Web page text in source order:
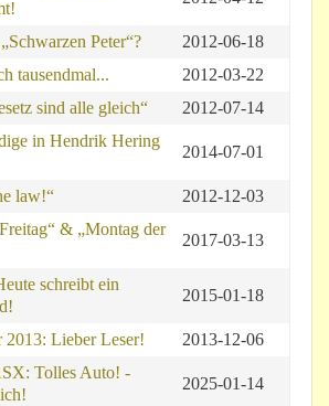
Peter“?
2012-06-18
tausendmal...
2012-03-22
sind alle gleich“ 2012-07-14
in Hendrik Hering
2014-07-01
law!“ 2012-12-03
& „Montag der
2017-03-13
schreibt ein
2015-01-18
2013: Lieber Leser! 2013-12-06
Tolles Auto! -
2025-01-14